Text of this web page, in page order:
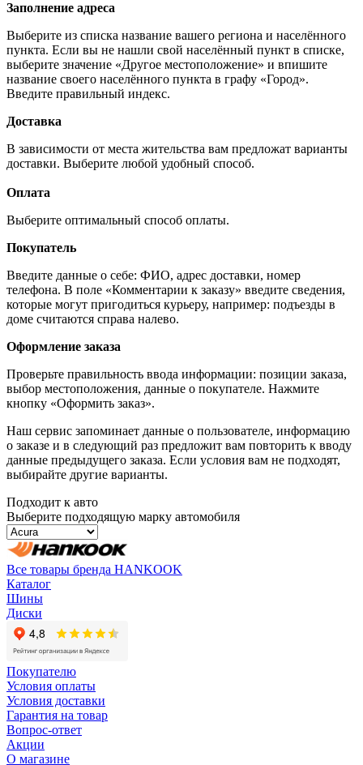
Заполнение адреса
Выберите из списка название вашего региона и населённого
пункта. Если вы не нашли свой населённый пункт в списке,
выберите значение «Другое местоположение» и впишите
название своего населённого пункта в графу «Город».
Введите правильный индекс.
Доставка
В зависимости от места жительства вам предложат варианты
доставки. Выберите любой удобный способ.
Оплата
Выберите оптимальный способ оплаты.
Покупатель
Введите данные о себе: ФИО, адрес доставки, номер
телефона. В поле «Комментарии к заказу» введите сведения,
которые могут пригодиться курьеру, например: подъезды в
доме считаются справа налево.
Оформление заказа
Проверьте правильность ввода информации: позиции заказа,
выбор местоположения, данные о покупателе. Нажмите
кнопку «Оформить заказ».
Наш сервис запоминает данные о пользователе, информацию
о заказе и в следующий раз предложит вам повторить к вводу
данные предыдущего заказа. Если условия вам не подходят,
выбирайте другие варианты.
Подходит к авто
Выберите подходящую марку автомобиля
Все товары бренда HANKOOK
Каталог
Шины
Диски
Покупателю
Условия оплаты
Условия доставки
Гарантия на товар
Вопрос-ответ
Акции
О магазине